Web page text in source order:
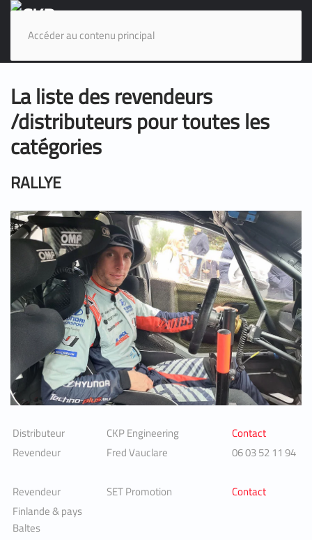
Accéder au contenu principal
La liste des revendeurs
/distributeurs pour toutes les
catégories
RALLYE
Distributeur CKP Engineering
Contact
Revendeur
Fred Vauclare 06 03 52 11 94
Revendeur SET Promotion
Contact
Finlande & pays
Baltes